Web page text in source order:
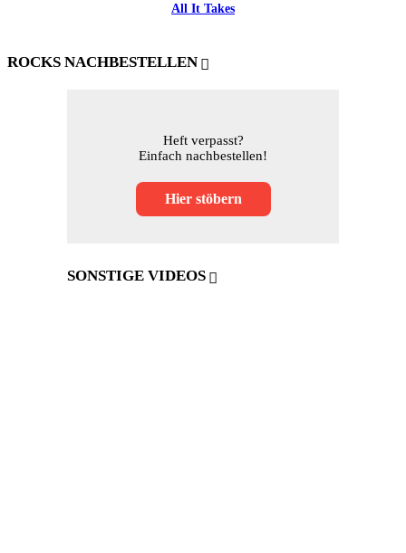
All It Takes
ROCKS NACHBESTELLEN
Heft verpasst?
Einfach nachbestellen!
Hier stöbern
SONSTIGE VIDEOS